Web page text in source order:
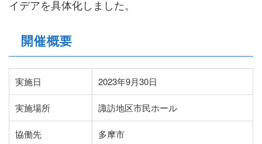
イデアを具体化しました。
開催概要
実施日 2023年9月30日
実施場所 諏訪地区市民ホール
協働先 多摩市